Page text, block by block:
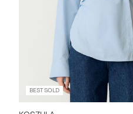
BEST SOLD